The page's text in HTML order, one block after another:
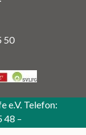
50
e.V. Telefon:
48 –